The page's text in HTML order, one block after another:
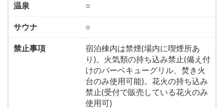
温泉
○
サウナ
○
禁止事項
宿泊棟内は禁煙(場内に喫煙所あ
り)。火気類の持ち込み禁止(備え付
けのバーベキューグリル、焚き火
台のみ使用可能)。花火の持ち込み
禁止(受付で販売している花火のみ
使用可)